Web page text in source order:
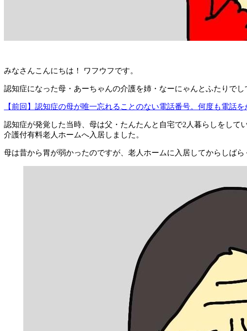
みなさんこんにちは！ ワフウフです。
認知症になった母・あーちゃんの介護を姉・なーにゃんとふたりでし
【前回】認知症の母が唯一忘れることのない電話番号。何度も電話
認知症が発覚した当時、母は父・たんたんと自宅で2人暮らしをし
介護付有料老人ホームへ入居しました。
母は昔から胃が弱かったのですが、老人ホームに入居してからしばら